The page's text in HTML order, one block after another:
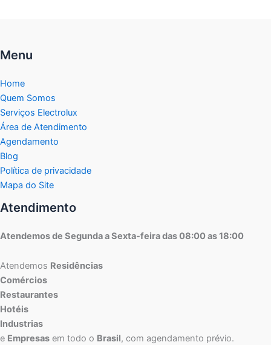
Menu
Home
Quem Somos
Serviços Electrolux
Área de Atendimento
Agendamento
Blog
Política de privacidade
Mapa do Site
Atendimento
Atendemos de Segunda a Sexta-feira das 08:00 as 18:00
Atendemos Residências
Comércios
Restaurantes
Hotéis
Industrias
e Empresas em todo o Brasil, com agendamento prévio.